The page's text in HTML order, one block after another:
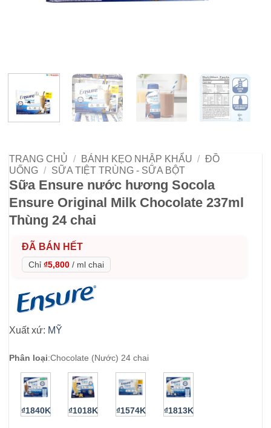
TRANG CHỦ / BÁNH KẸO NHẬP KHẨU / ĐỒ
UỐNG / SỮA TIỆT TRÙNG - SỮA BỘT
Sữa Ensure nước hương Socola
Ensure Original Milk Chocolate 237ml
Thùng 24 chai
ĐÃ BÁN HẾT
Chỉ ₫5,800 / ml chai
Xuất xứ: MỸ
Phân loại:Chocolate (Nước) 24 chai
₫1840K ₫1018K ₫1574K ₫1813K